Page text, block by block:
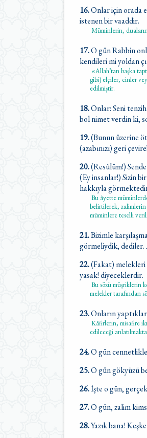
16.Onlar için orada
istenen bir vaaddir.
Müminlerin,
17.O gün Rabbin
kendileri mi yoldan
«Allah’tan başka
gibi) elçiler, cinler
edilmiştir.
18.Onlar: Seni
bol nimet verdin ki,
19.(Bunun üzerine
(azabınızı) geri
20.(Resûlüm!)
(Ey insanlar!) Sizin
hakkıyla
Bu âyette
belirtilerek, zalimlerin
müminlere teselli
21.Bizimle
görmeliydik, dediler.
22.(Fakat) melekleri
yasak! diyeceklerdir.
Bu sözü müşriklerin
melekler tarafından
23.Onların
Kâfirlerin, misafire
edileceği
24.O gün
25.O gün gökyüzü
26.İşte o gün,
27.O gün, zalim
28.Yazık bana!